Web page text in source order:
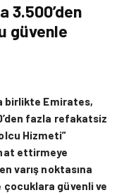
3.500’den
güvenle
birlikte Emirates,
fazla refakatsiz
Hizmeti”
ettirmeye
varış noktasına
çocuklara güvenli ve